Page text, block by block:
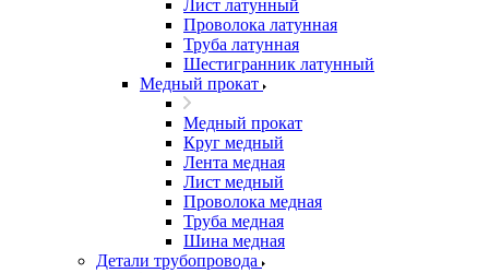
Лист латунный
Проволока латунная
Труба латунная
Шестигранник латунный
Медный прокат
Медный прокат
Круг медный
Лента медная
Лист медный
Проволока медная
Труба медная
Шина медная
Детали трубопровода